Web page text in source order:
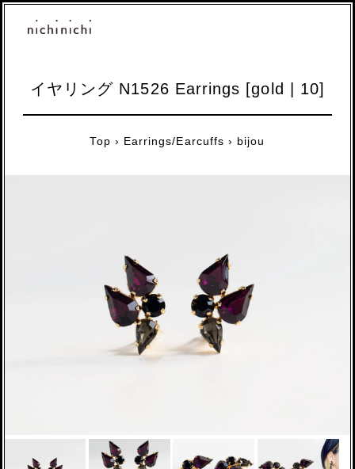
イヤリング N1526 Earrings [gold | 10]
Top › Earrings/Earcuffs › bijou